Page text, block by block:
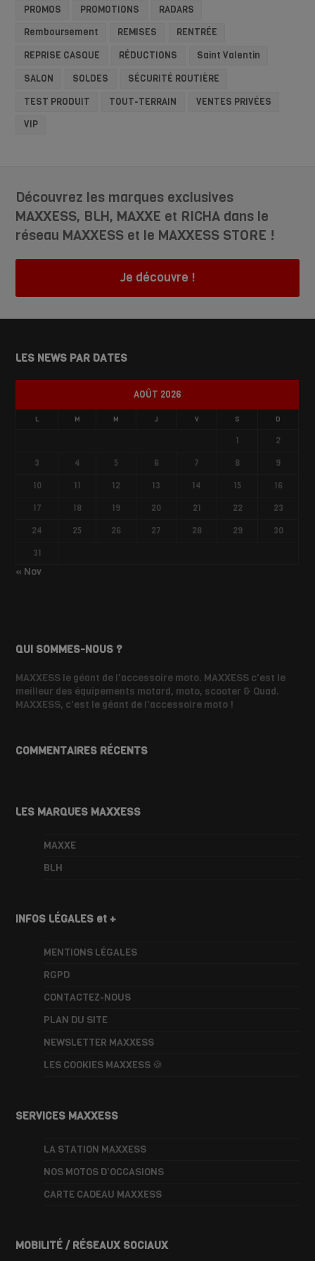
PROMOS PROMOTIONS
RADARS
Remboursement
REMISES
RENTRÉE
REPRISE CASQUE
RÉDUCTIONS
Saint Valentin
SALON
SOLDES
SÉCURITÉ ROUTIÈRE
TEST PRODUIT
TOUT-TERRAIN
VENTES PRIVÉES
VIP
Découvrez les marques exclusives
MAXXESS, BLH, MAXXE et RICHA dans le
réseau MAXXESS et le MAXXESS STORE !
Je découvre !
LES NEWS PAR DATES
AOÛT 2026
L M M J V S D
1
2
3
4 5 6 7 8
9
10
11 12 13 14 15
16
17
18 19 20 21 22
23
24
25 26 27 28 29
30
31
« Nov
QUI SOMMES-NOUS ?
MAXXESS le géant de l'accessoire moto. MAXXESS c'est le
meilleur des équipements motard, moto, scooter & Quad.
MAXXESS, c'est le géant de l'accessoire moto !
COMMENTAIRES RÉCENTS
LES MARQUES MAXXESS
MAXXE
BLH
INFOS LÉGALES et +
MENTIONS LÉGALES
RGPD
CONTACTEZ-NOUS
PLAN DU SITE
NEWSLETTER MAXXESS
LES COOKIES MAXXESS 🍪
SERVICES MAXXESS
LA STATION MAXXESS
NOS MOTOS D’OCCASIONS
CARTE CADEAU MAXXESS
MOBILITÉ / RÉSEAUX SOCIAUX